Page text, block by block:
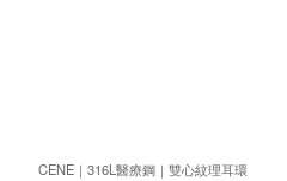
CENE｜316L醫療鋼｜雙心紋理耳環